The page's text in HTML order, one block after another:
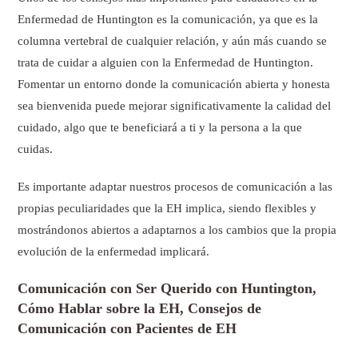
Enfermedad de Huntington es la comunicación, ya que es la
columna vertebral de cualquier relación, y aún más cuando se
trata de cuidar a alguien con la Enfermedad de Huntington.
Fomentar un entorno donde la comunicación abierta y honesta
sea bienvenida puede mejorar significativamente la calidad del
cuidado, algo que te beneficiará a ti y la persona a la que
cuidas.
Es importante adaptar nuestros procesos de comunicación a las
propias peculiaridades que la EH implica, siendo flexibles y
mostrándonos abiertos a adaptarnos a los cambios que la propia
evolución de la enfermedad implicará.
Comunicación con Ser Querido con Huntington,
Cómo Hablar sobre la EH, Consejos de
Comunicación con Pacientes de EH